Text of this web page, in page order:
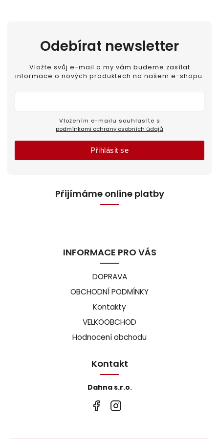
Odebírat newsletter
Vložte svůj e-mail a my vám budeme zasílat
informace o nových produktech na našem e-shopu.
podmínkami ochrany osobních údajů
Přihlásit se
Přijímáme online platby
INFORMACE PRO VÁS
DOPRAVA
OBCHODNÍ PODMÍNKY
Kontakty
VELKOOBCHOD
Hodnocení obchodu
Kontakt
Dahna s.r.o.